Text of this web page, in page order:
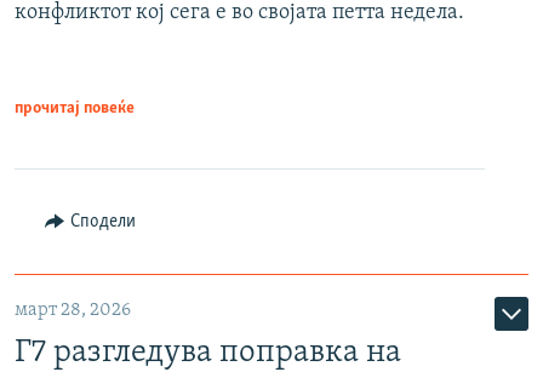
конфликтот кој сега е во својата петта недела.
прочитај повеќе
Сподели
март 28, 2026
Г7 разгледува поправка на